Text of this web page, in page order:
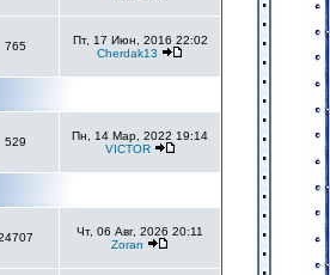
765
Пт, 17 Июн, 2016 22:02
Cherdak13
529
Пн, 14 Мар, 2022 19:14
VICTOR
Чт, 06 Авг, 2026 20:11
Zoran